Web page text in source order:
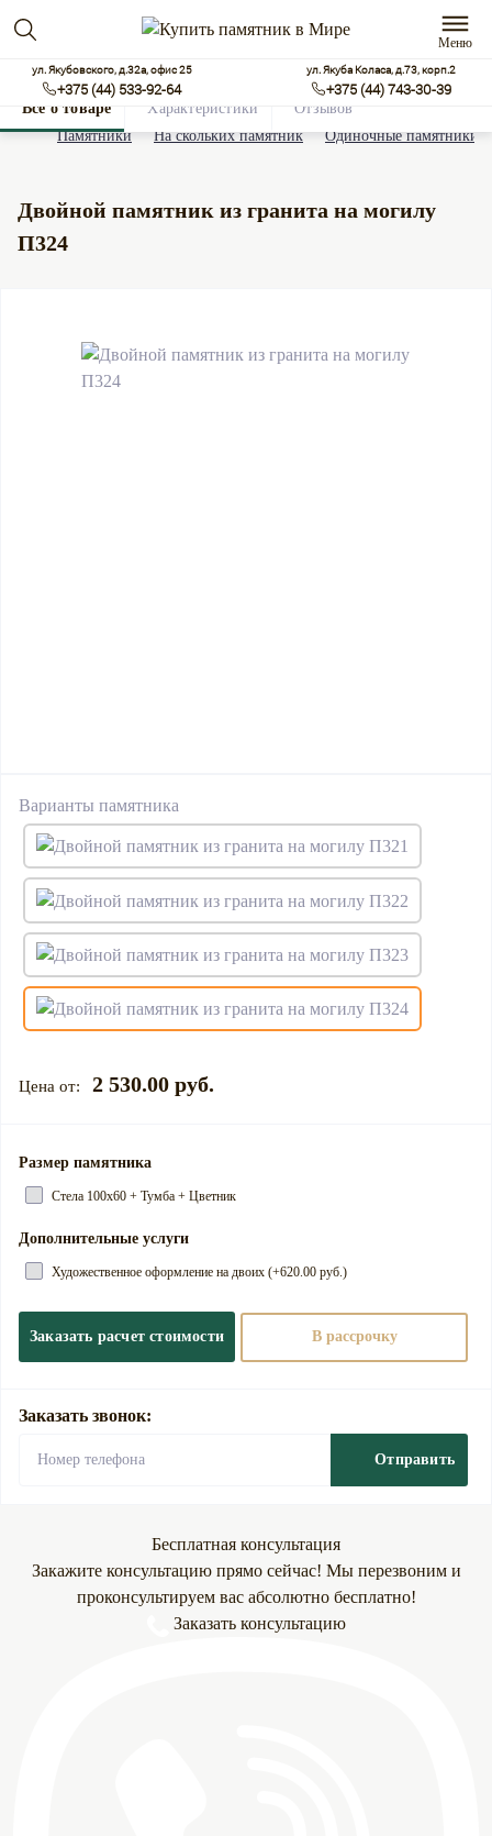
Меню
ул. Якубовского, д.32а, офис 25
+375 (44) 533-92-64
ул. Якуба Коласа, д.73, корп.2
+375 (44) 743-30-39
Памятники На скольких памятник Одиночные памятники
Двойной памятник из гранита на могилу
П324
Все о товаре Характеристики Отзывов
Варианты памятника
2 530.00 руб.
Размер памятника
Стела 100х60 + Тумба + Цветник
Дополнительные услуги
Художественное оформление на двоих (+620.00 руб.)
Заказать расчет стоимости В рассрочку
Заказать звонок:
Отправить
Бесплатная консультация
Закажите консультацию прямо сейчас! Мы перезвоним и
проконсультируем вас абсолютно бесплатно!
Заказать консультацию